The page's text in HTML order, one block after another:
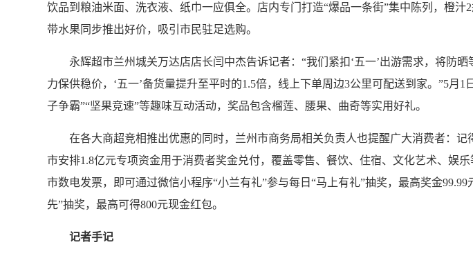
饮品到粮油米面、洗衣液、纸巾一应俱全。店内专门打造“爆品一条街”集中陈列，橙
带水果同步推出好价，吸引市民驻足选购。
永辉超市兰州城关万达店店长闫中杰告诉记者：“我们紧扣‘五一’出游需求，将防
力保供稳价，‘五一’备货量提升至平时的1.5倍，线上下单周边3公里可配送到家。”5
子争霸”“坚果竞速”等趣味互动活动，奖品包含榴莲、腰果、曲奇等实用好礼。
在各大商超竞相推出优惠的同时，兰州市商务局相关负责人也提醒广大消费者：记
市安排1.8亿元专项资金用于消费者奖金兑付，覆盖零售、餐饮、住宿、文化艺术、娱
市数电发票，即可通过微信小程序“小兰有礼”参与每日“马上有礼”抽奖，最高奖金
先”抽奖，最高可得800元现金红包。
记者手记